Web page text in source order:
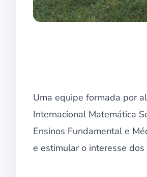
Uma equipe formada por
Internacional Matemática
Ensinos Fundamental e
e estimular o interesse